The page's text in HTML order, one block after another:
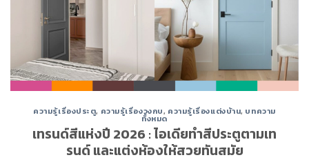
ความรู้เรื่องประตู, ความรู้เรื่องวงกบ, ความรู้เรื่องแต่งบ้าน, บทความ
ทั้งหมด
เทรนด์สีแห่งปี 2026 : ไอเดียทำสีประตูตามเท
รนด์ และแต่งห้องให้สวยทันสมัย